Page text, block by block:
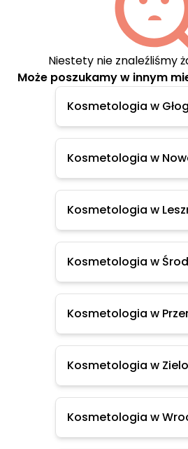
Niestety nie znaleźliśmy
Może poszukamy w innym
Kosmetologia w
Kosmetologia w
Kosmetologia w
Kosmetologia w
Kosmetologia w
Kosmetologia w
Kosmetologia w